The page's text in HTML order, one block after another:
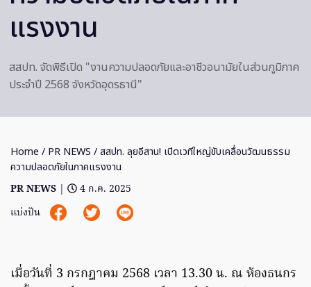
แรงงาน
สสปท. จัดพิธีเปิด "งานความปลอดภัยและอาชีวอนามัยในส่วนภูมิภาค
ประจำปี 2568 จังหวัดอุดรธานี"
Home / PR NEWS / สสปท. ลุยอีสาน! เปิดเวทีใหญ่ขับเคลื่อนวัฒนธรรม
ความปลอดภัยในภาคแรงงาน
PR NEWS |
4 ก.ค. 2025
แบ่งปัน
เมื่อวันที่ 3 กรกฎาคม 2568 เวลา 13.30 น. ณ ห้องธนกร